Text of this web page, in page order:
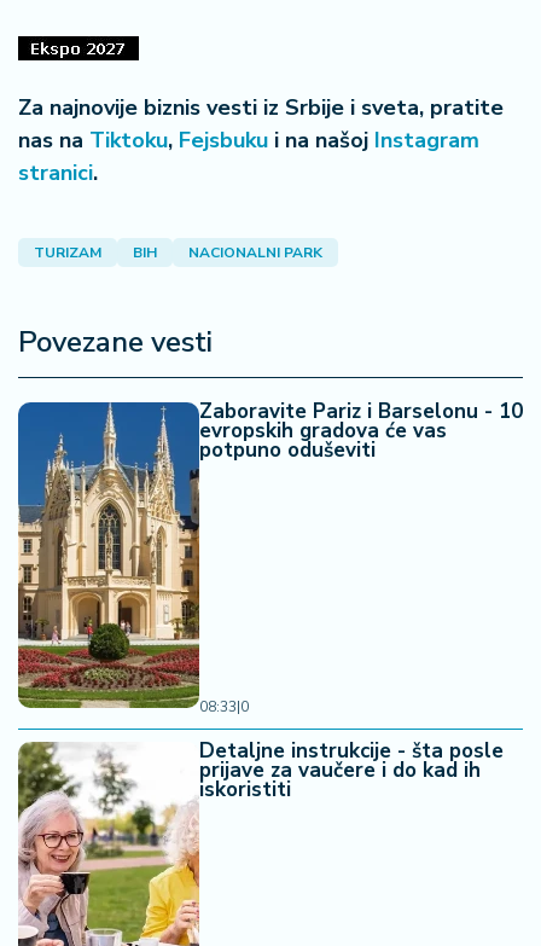
Za najnovije biznis vesti iz Srbije i sveta, pratite
nas na Tiktoku, Fejsbuku i na našoj Instagram
stranici.
TURIZAM BIH NACIONALNI PARK
Povezane vesti
Zaboravite Pariz i Barselonu - 10
evropskih gradova će vas
potpuno oduševiti
08:33|0
Detaljne instrukcije - šta posle
prijave za vaučere i do kad ih
iskoristiti